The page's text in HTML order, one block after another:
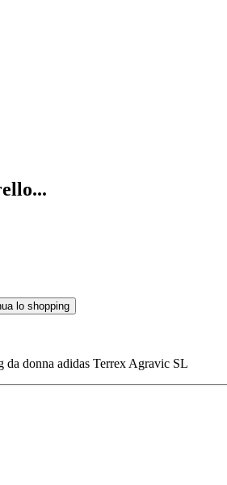
lo shopping
da donna adidas Terrex Agravic SL